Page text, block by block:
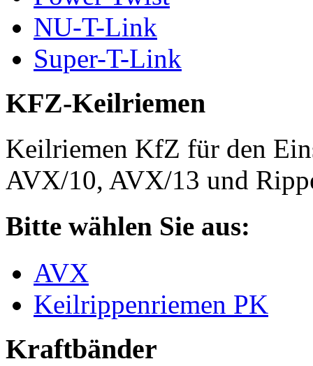
NU-T-Link
Super-T-Link
KFZ-Keilriemen
Keilriemen KfZ für den
AVX/10, AVX/13 und
Bitte wählen Sie aus:
AVX
Keilrippenriemen PK
Kraftbänder